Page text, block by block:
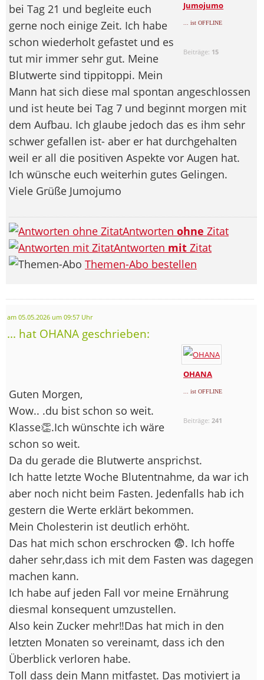
Jumojumo
... ist OFFLINE
Beiträge: 15
bei Tag 21 und begleite euch
gerne noch einige Zeit. Ich habe
schon wiederholt gefastet und es
tut mir immer sehr gut. Meine
Blutwerte sind tippitoppi. Mein
Mann hat sich diese mal spontan angeschlossen
und ist heute bei Tag 7 und beginnt morgen mit
dem Aufbau. Ich glaube jedoch das es ihm sehr
schwer gefallen ist- aber er hat durchgehalten
weil er all die positiven Aspekte vor Augen hat.
Ich wünsche euch weiterhin gutes Gelingen.
Viele Grüße Jumojumo
Antworten ohne Zitat
Antworten mit Zitat
Themen-Abo bestellen
am 05.05.2026 um 09:57 Uhr
... hat OHANA geschrieben:
OHANA
... ist OFFLINE
Beiträge: 241
Guten Morgen,
Wow.. .du bist schon so weit.
Klasse👏.Ich wünschte ich wäre
schon so weit.
Da du gerade die Blutwerte ansprichst.
Ich hatte letzte Woche Blutentnahme, da war ich
aber noch nicht beim Fasten. Jedenfalls hab ich
gestern die Werte erklärt bekommen.
Mein Cholesterin ist deutlich erhöht.
Das hat mich schon erschrocken 😨. Ich hoffe
daher sehr,dass ich mit dem Fasten was dagegen
machen kann.
Ich habe auf jeden Fall vor meine Ernährung
diesmal konsequent umzustellen.
Also kein Zucker mehr‼️Das hat mich in den
letzten Monaten so vereinamt, dass ich den
Überblick verloren habe.
Toll dass dein Mann mitfastet. Das motiviert ja